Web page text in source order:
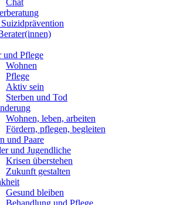
Chat
und Pflege
Wohnen
Pflege
Aktiv sein
Sterben und Tod
Wohnen, leben, arbeiten
Fördern, pflegen, begleiten
und Paare
und Jugendliche
Krisen überstehen
Zukunft gestalten
Gesund bleiben